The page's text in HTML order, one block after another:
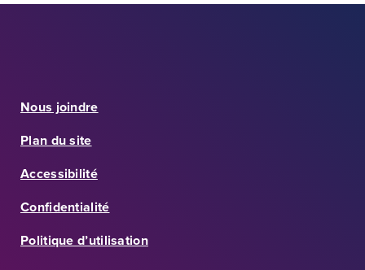
Nous joindre
Plan du site
Accessibilité
Confidentialité
Politique d’utilisation